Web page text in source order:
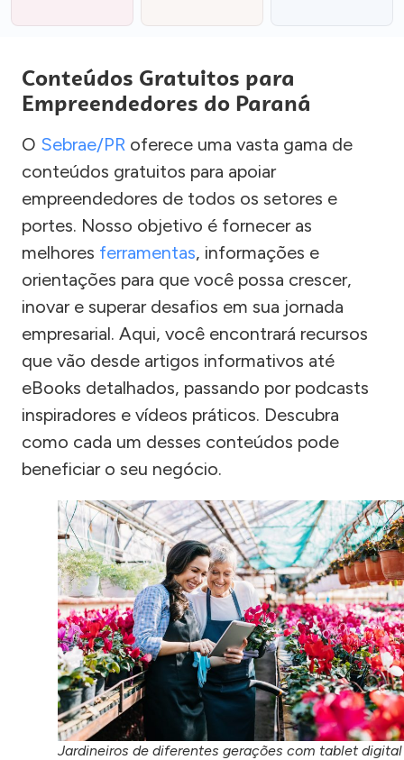
Conteúdos Gratuitos para
Empreendedores do Paraná
O Sebrae/PR oferece uma vasta gama de
conteúdos gratuitos para apoiar
empreendedores de todos os setores e
portes. Nosso objetivo é fornecer as
melhores ferramentas, informações e
orientações para que você possa crescer,
inovar e superar desafios em sua jornada
empresarial. Aqui, você encontrará recursos
que vão desde artigos informativos até
eBooks detalhados, passando por podcasts
inspiradores e vídeos práticos. Descubra
como cada um desses conteúdos pode
beneficiar o seu negócio.
Jardineiros de diferentes gerações com tablet digital